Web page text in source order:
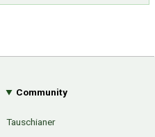
Community
Tauschianer